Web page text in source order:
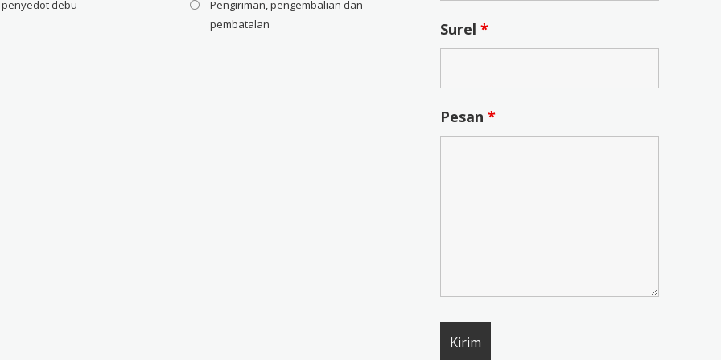
debu
Pengiriman, pengembalian dan
pembatalan
Surel*
Pesan*